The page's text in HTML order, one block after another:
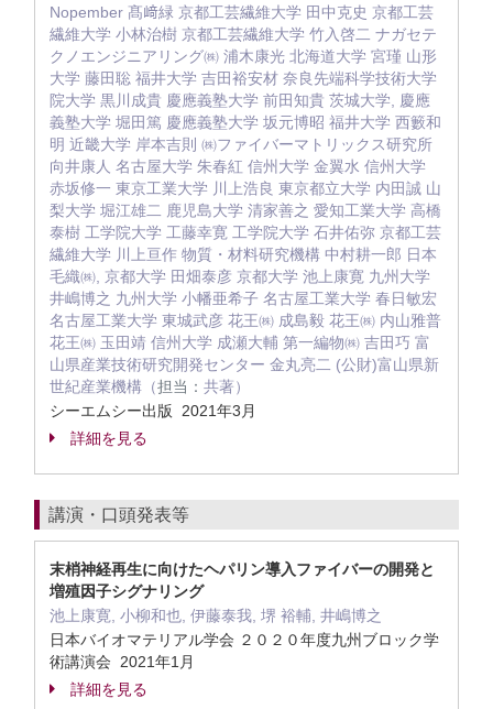
Nopember 髙﨑緑 京都工芸繊維大学 田中克史 京都工芸
繊維大学 小林治樹 京都工芸繊維大学 竹入啓二 ナガセテ
クノエンジニアリング㈱ 浦木康光 北海道大学 宮瑾 山形
大学 藤田聡 福井大学 吉田裕安材 奈良先端科学技術大学
院大学 黒川成貴 慶應義塾大学 前田知貴 茨城大学, 慶應
義塾大学 堀田篤 慶應義塾大学 坂元博昭 福井大学 西籔和
明 近畿大学 岸本吉則 ㈱ファイバーマトリックス研究所
向井康人 名古屋大学 朱春紅 信州大学 金翼水 信州大学
赤坂修一 東京工業大学 川上浩良 東京都立大学 内田誠 山
梨大学 堀江雄二 鹿児島大学 清家善之 愛知工業大学 高橋
泰樹 工学院大学 工藤幸寛 工学院大学 石井佑弥 京都工芸
繊維大学 川上亘作 物質・材料研究機構 中村耕一郎 日本
毛織㈱, 京都大学 田畑泰彦 京都大学 池上康寛 九州大学
井嶋博之 九州大学 小幡亜希子 名古屋工業大学 春日敏宏
名古屋工業大学 東城武彦 花王㈱ 成島毅 花王㈱ 内山雅普
花王㈱ 玉田靖 信州大学 成瀬大輔 第一編物㈱ 吉田巧 富
山県産業技術研究開発センター 金丸亮二 (公財)富山県新
世紀産業機構（担当： 共著）
シーエムシー出版 2021年3月
詳細を見る
講演・口頭発表等
末梢神経再生に向けたヘパリン導入ファイバーの開発と
増殖因子シグナリング
池上康寛, 小柳和也, 伊藤泰我, 堺 裕輔, 井嶋博之
日本バイオマテリアル学会 ２０２０年度九州ブロック学
術講演会 2021年1月
詳細を見る